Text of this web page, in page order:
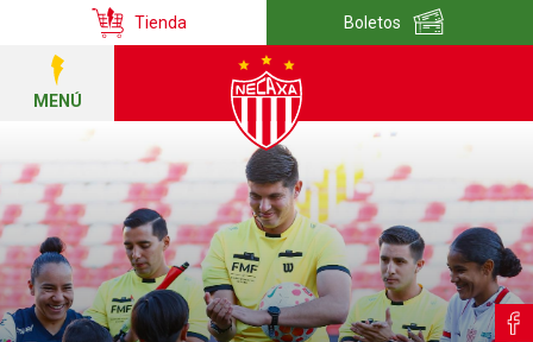
Tienda Boletos
MENÚ